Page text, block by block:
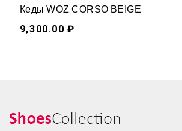
Кеды WOZ CORSO BEIGE
9,300.00 ₽